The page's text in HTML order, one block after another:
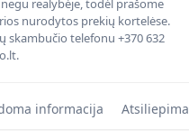
realybėje, todėl prašome
nurodytos prekių kortelėse.
skambučio telefonu +370 632
informacija